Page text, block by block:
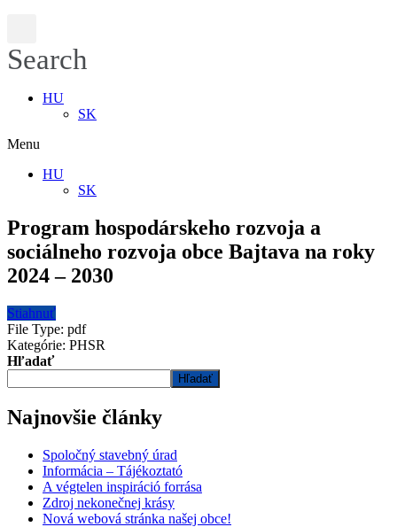
Search
HU
SK
Menu
HU
SK
Program hospodárskeho rozvoja a
sociálneho rozvoja obce Bajtava na roky
2024 – 2030
Stiahnuť
File Type: pdf
Kategórie: PHSR
Hľadať
Hľadať
Najnovšie články
Spoločný stavebný úrad
Informácia – Tájékoztató
A végtelen inspiráció forrása
Zdroj nekonečnej krásy
Nová webová stránka našej obce!